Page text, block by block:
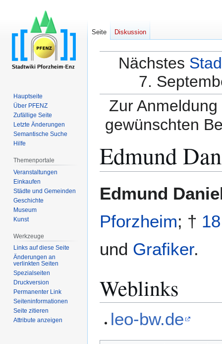
Nächstes
7.
Zur
gewünschten
Edmund
Navigation
Suche
Edmund
Pforzheim; †
und Grafiker.
Weblinks
leo-bw.de
Seite Diskussion
Hauptseite
Über PFENZ
Zufällige Seite
Letzte Änderungen
Semantische Suche
Hilfe
Themenportale
Veranstaltungen
Einkaufen
Städte und Gemeinden
Geschichte
Museum
Kunst
Werkzeuge
Links auf diese Seite
Änderungen an
verlinkten Seiten
Spezialseiten
Druckversion
Permanenter Link
Seiten­­informationen
Seite zitieren
Attribute anzeigen